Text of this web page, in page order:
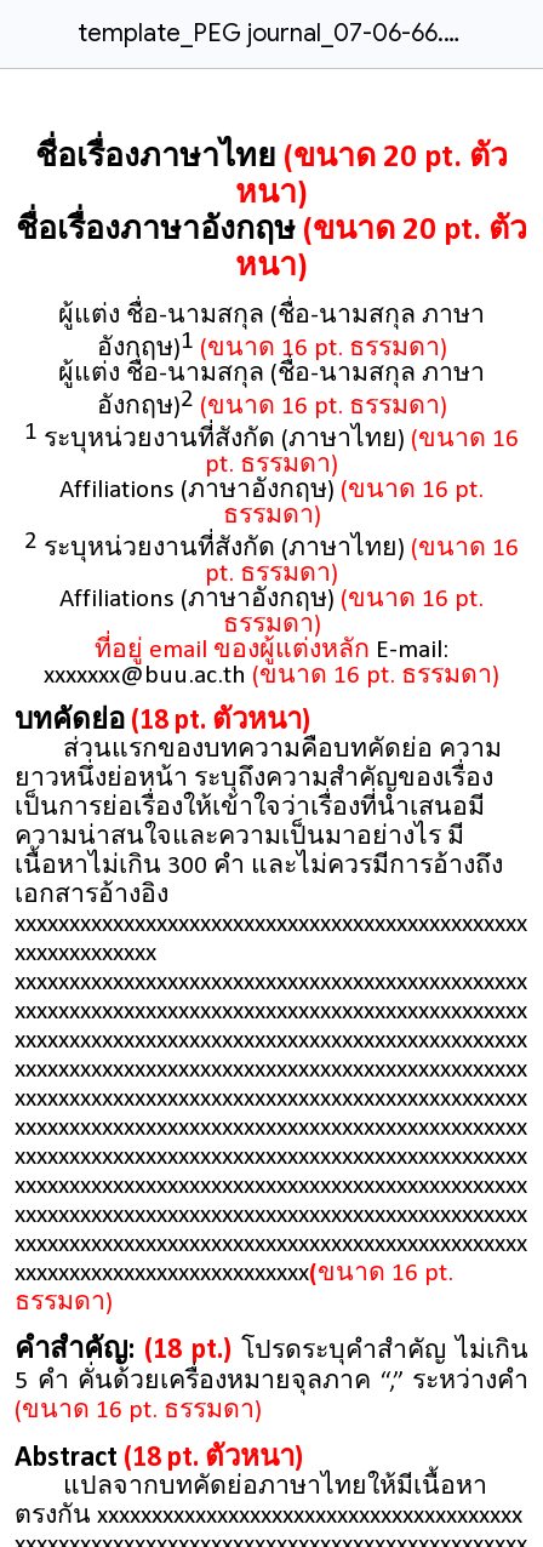
template_PEG journal_07-06-66.docx
ชื่อเรื่องภาษาไทย (ขนาด 20 pt. ตัว
หนา)
ชื่อเรื่องภาษาอังกฤษ (ขนาด 20 pt. ตัว
หนา)
ผู้แต่ง ชื่อ-นามสกุล (ชื่อ-นามสกุล ภาษา
อังกฤษ)1 (ขนาด 16 pt. ธรรมดา)
ผู้แต่ง ชื่อ-นามสกุล (ชื่อ-นามสกุล ภาษา
อังกฤษ)2 (ขนาด 16 pt. ธรรมดา)
1 ระบุหน่วยงานที่สังกัด (ภาษาไทย) (ขนาด 16
pt. ธรรมดา)
Affiliations (ภาษาอังกฤษ) (ขนาด 16 pt.
ธรรมดา)
2 ระบุหน่วยงานที่สังกัด (ภาษาไทย) (ขนาด 16
pt. ธรรมดา)
Affiliations (ภาษาอังกฤษ) (ขนาด 16 pt.
ธรรมดา)
ที่อยู่ email ของผู้แต่งหลัก E-mail:
xxxxxxx@buu.ac.th (ขนาด 16 pt. ธรรมดา)
บทคัดย่อ (18 pt. ตัวหนา)
ส่วนแรกของบทความคือบทคัดย่อ ความ
ยาวหนึ่งย่อหน้า ระบุถึงความสำคัญของเรื่อง
เป็นการย่อเรื่องให้เข้าใจว่าเรื่องที่นำเสนอมี
ความน่าสนใจและความเป็นมาอย่างไร มี
เนื้อหาไม่เกิน 300 คำ และไม่ควรมีการอ้างถึง
เอกสารอ้างอิง
xxxxxxxxxxxxxxxxxxxxxxxxxxxxxxxxxxxxxxxxxxxxxxx
xxxxxxxxxxxxx
xxxxxxxxxxxxxxxxxxxxxxxxxxxxxxxxxxxxxxxxxxxxxxx
xxxxxxxxxxxxxxxxxxxxxxxxxxxxxxxxxxxxxxxxxxxxxxx
xxxxxxxxxxxxxxxxxxxxxxxxxxxxxxxxxxxxxxxxxxxxxxx
xxxxxxxxxxxxxxxxxxxxxxxxxxxxxxxxxxxxxxxxxxxxxxx
xxxxxxxxxxxxxxxxxxxxxxxxxxxxxxxxxxxxxxxxxxxxxxx
xxxxxxxxxxxxxxxxxxxxxxxxxxxxxxxxxxxxxxxxxxxxxxx
xxxxxxxxxxxxxxxxxxxxxxxxxxxxxxxxxxxxxxxxxxxxxxx
xxxxxxxxxxxxxxxxxxxxxxxxxxxxxxxxxxxxxxxxxxxxxxx
xxxxxxxxxxxxxxxxxxxxxxxxxxxxxxxxxxxxxxxxxxxxxxx
xxxxxxxxxxxxxxxxxxxxxxxxxxxxxxxxxxxxxxxxxxxxxxx
xxxxxxxxxxxxxxxxxxxxxxxxxxx(ขนาด 16 pt.
ธรรมดา)
คำสำคัญ: (18 pt.)
โปรดระบุคำสำคัญ ไม่เกิน
5 คำ คั่นด้วยเครื่องหมายจุลภาค “,” ระหว่างคำ
(ขนาด 16 pt. ธรรมดา)
Abstract (18 pt. ตัวหนา)
แปลจากบทคัดย่อภาษาไทยให้มีเนื้อหา
ตรงกัน xxxxxxxxxxxxxxxxxxxxxxxxxxxxxxxxxxxxxxx